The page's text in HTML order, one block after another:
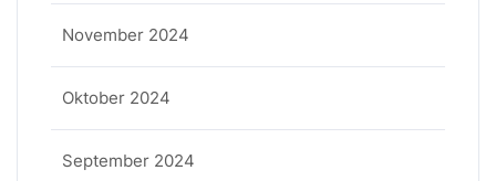
November 2024
Oktober 2024
September 2024